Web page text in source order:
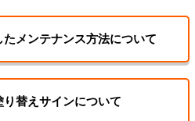
たメンテナンス方法について
り替えサインについて